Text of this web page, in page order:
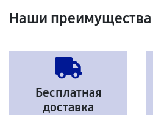
Наши преимущества
Бесплатная
доставка